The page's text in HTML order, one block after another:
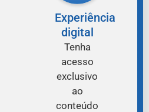
Experiência
digital
Tenha
acesso
exclusivo
ao
conteúdo